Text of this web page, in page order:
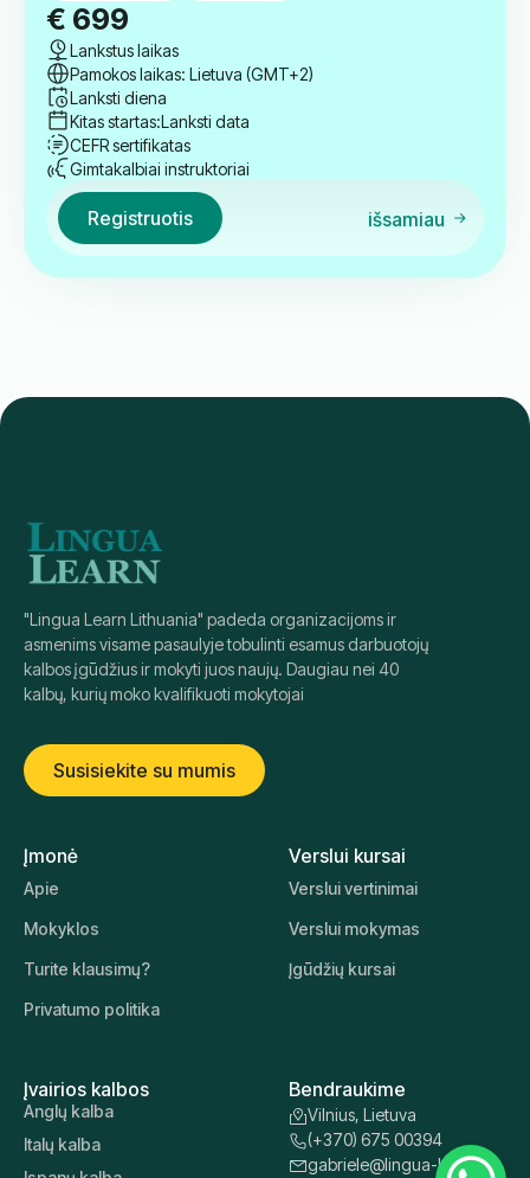
€ 699
Lankstus laikas
Pamokos laikas: Lietuva (GMT+2)
Lanksti diena
Kitas startas:Lanksti data
CEFR sertifikatas
Gimtakalbiai instruktoriai
Registruotis išsamiau
"Lingua Learn Lithuania" padeda organizacijoms ir
asmenims visame pasaulyje tobulinti esamus darbuotojų
kalbos įgūdžius ir mokyti juos naujų. Daugiau nei 40
kalbų, kurių moko kvalifikuoti mokytojai
Susisiekite su mumis
Įmonė
Apie
Mokyklos
Turite klausimų?
Privatumo politika
Verslui kursai
Verslui vertinimai
Verslui mokymas
Įgūdžių kursai
Įvairios kalbos
Anglų kalba
Italų kalba
Bendraukime
Vilnius, Lietuva
(+370) 675 00394
gabriele@lingua-learn.lt